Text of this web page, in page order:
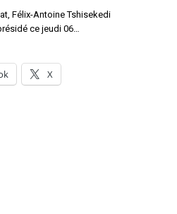
Félix-Antoine Tshisekedi
ce jeudi 06…
X